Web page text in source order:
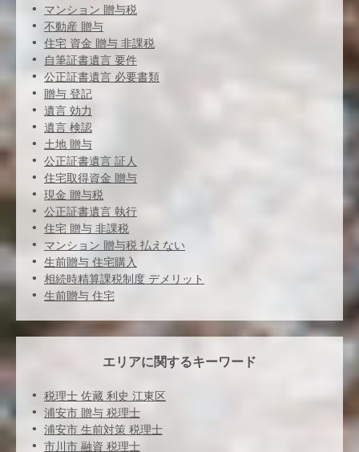
マンション 贈与税
不動産 贈与
住宅 資金 贈与 非課税
自筆証書遺言 要件
公正証書遺言 必要書類
贈与 登記
遺言 効力
遺言 検認
土地 贈与
公正証書遺言 証人
住宅取得資金 贈与
現金 贈与税
公正証書遺言 執行
住宅 贈与 非課税
マンション 贈与税 払えない
生前贈与 住宅購入
相続時精算課税制度 デメリット
生前贈与 住宅
エリアに関するキーワード
税理士 佐藏 利史 江東区
浦安市 贈与 税理士
浦安市 生前対策 税理士
市川市 融資 税理士